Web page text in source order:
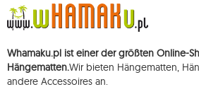
Sie haben das Recht, auf die Verarbeitung Ihrer
zuzugreifen, diese zu korrigieren, zu löschen,
einer zuständigen Aufsichtsbehörde eine
Verarbeitung dieser Daten einzureichen und zu
zur Verarbeitung Ihrer personenbezogenen Daten
widerrufen werden, wobei ein solcher Widerruf
Whamaku.pl ist einer der größten Online-
Hängematten.Wir bieten Hängematten,
andere Accessoires an.